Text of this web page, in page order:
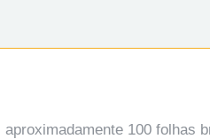
100 folhas